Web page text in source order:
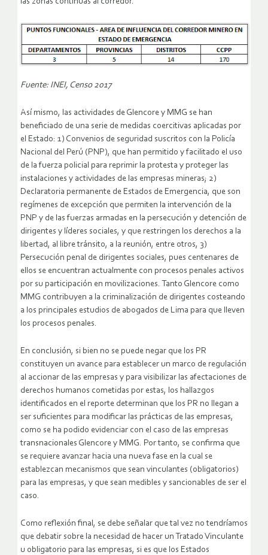
Fuente: INEI, Censo 2017
Así mismo, las actividades de Glencore y MMG se han
beneficiado de una serie de medidas coercitivas aplicadas por
el Estado: 1) Convenios de seguridad suscritos con la Policía
Nacional del Perú (PNP), que han permitido y facilitado el uso
de la fuerza policial para reprimir la protesta y proteger las
instalaciones y actividades de las empresas mineras; 2)
Declaratoria permanente de Estados de Emergencia, que son
regímenes de excepción que permiten la intervención de la
PNP y de las fuerzas armadas en la persecución y detención de
dirigentes y líderes sociales, y que restringen los derechos a la
libertad, al libre tránsito, a la reunión, entre otros, 3)
Persecución penal de dirigentes sociales, pues centenares de
ellos se encuentran actualmente con procesos penales activos
por su participación en movilizaciones. Tanto Glencore como
MMG contribuyen a la criminalización de dirigentes costeando
a los principales estudios de abogados de Lima para que lleven
los procesos penales.
En conclusión, si bien no se puede negar que los PR
constituyen un avance para establecer un marco de regulación
al accionar de las empresas y para visibilizar las afectaciones de
derechos humanos cometidas por estas, los hallazgos
identificados en el reporte determinan que los PR no llegan a
ser suficientes para modificar las prácticas de las empresas,
como se ha podido evidenciar con el caso de las empresas
transnacionales Glencore y MMG. Por tanto, se confirma que
se requiere avanzar hacia una nueva fase en la cual se
establezcan mecanismos que sean vinculantes (obligatorios)
para las empresas, y que sean medibles y sancionables de ser el
caso.
Como reflexión final, se debe señalar que tal vez no tendríamos
que debatir sobre la necesidad de hacer un Tratado Vinculante
u obligatorio para las empresas, si es que los Estados